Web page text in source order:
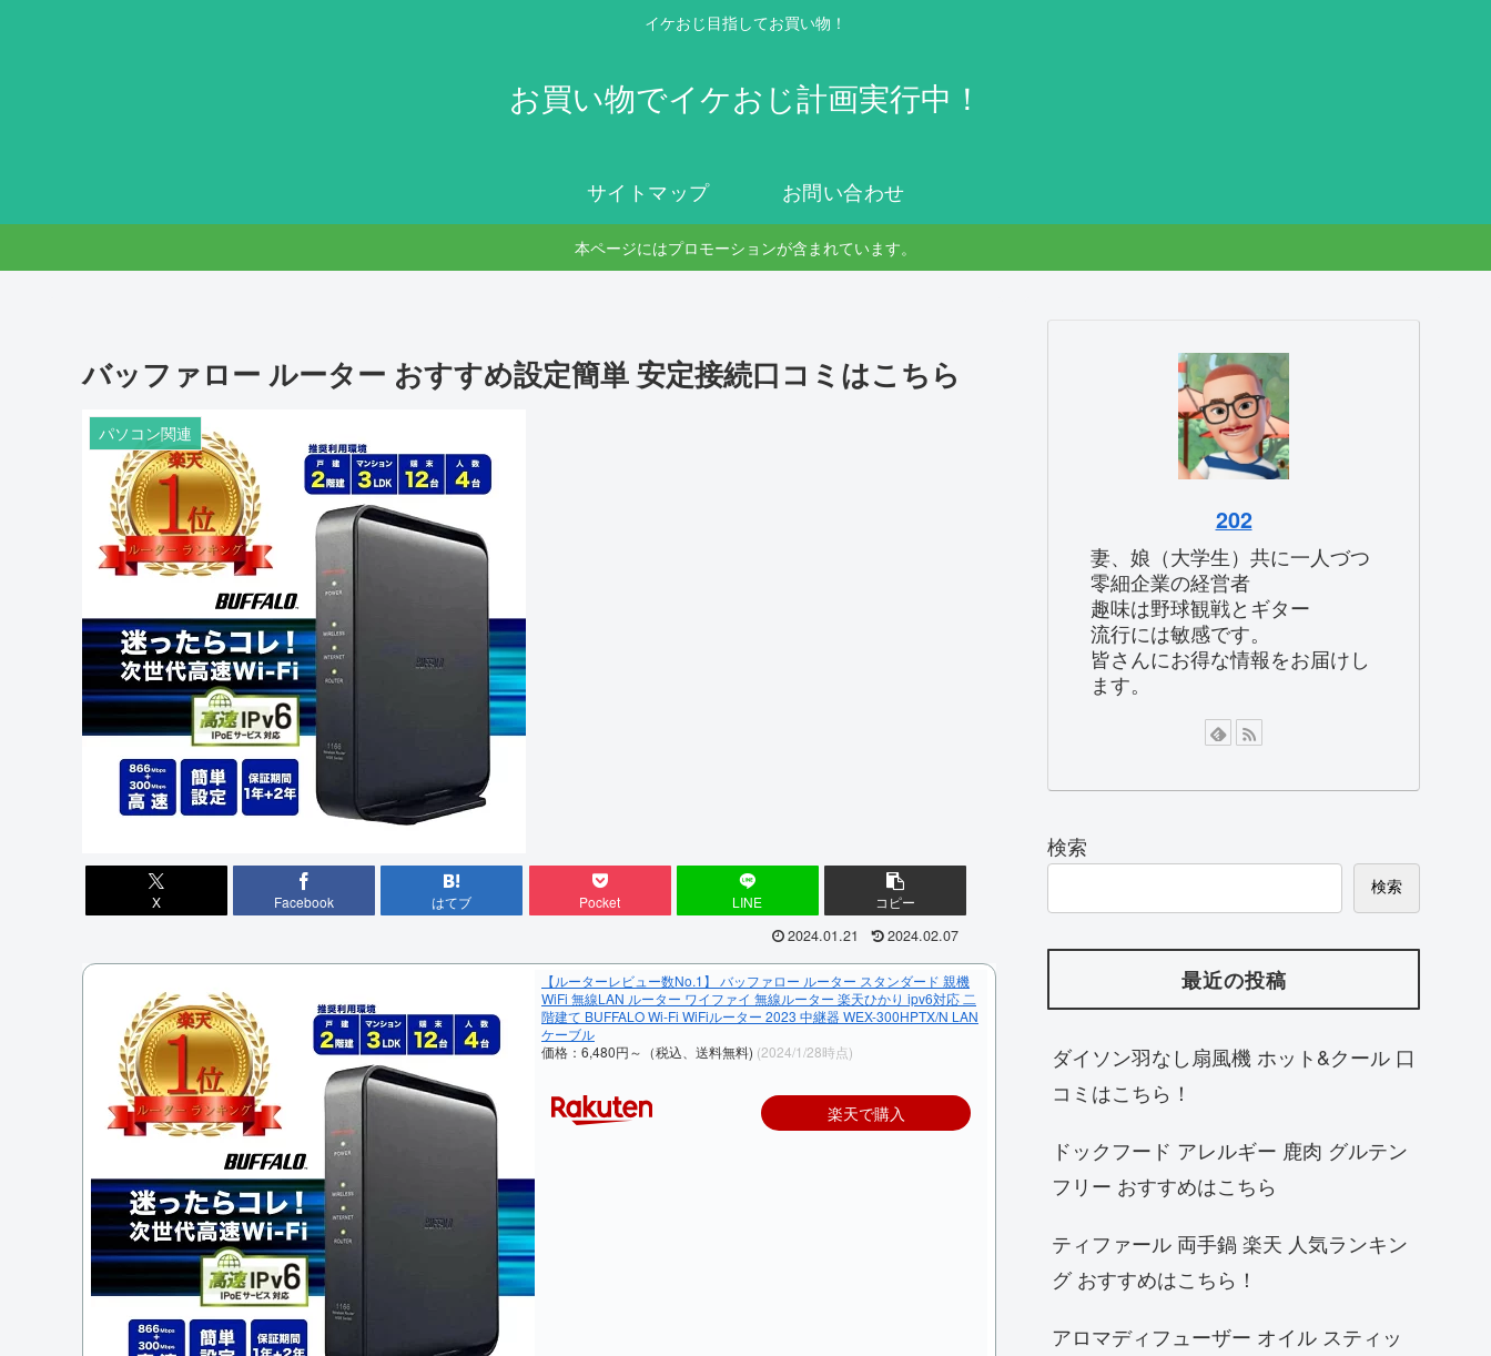
イケおじ目指してお買い物！
お買い物でイケおじ計画実行中！
サイトマップ お問い合わせ
本ページにはプロモーションが含まれています。
バッファロー ルーター おすすめ設定簡単 安定接続口コミはこちら
パソコン関連
X Facebook はてブ Pocket LINE コピー
2024.01.21 2024.02.07
【ルーターレビュー数No.1】 バッファロー ルーター スタンダード 親機
WiFi 無線LAN ルーター ワイファイ 無線ルーター 楽天ひかり ipv6対応 二
階建て BUFFALO Wi-Fi WiFiルーター 2023 中継器 WEX-300HPTX/N LAN
ケーブル
価格：6,480円～（税込、送料無料) (2024/1/28時点)
楽天で購入
202
妻、娘（大学生）共に一人づつ
零細企業の経営者
趣味は野球観戦とギター
流行には敏感です。
皆さんにお得な情報をお届けし
ます。
検索
検索
最近の投稿
ダイソン羽なし扇風機 ホット&クール 口
コミはこちら！
ドックフード アレルギー 鹿肉 グルテン
フリー おすすめはこちら
ティファール 両手鍋 楽天 人気ランキン
グ おすすめはこちら！
アロマディフューザー オイル スティッ